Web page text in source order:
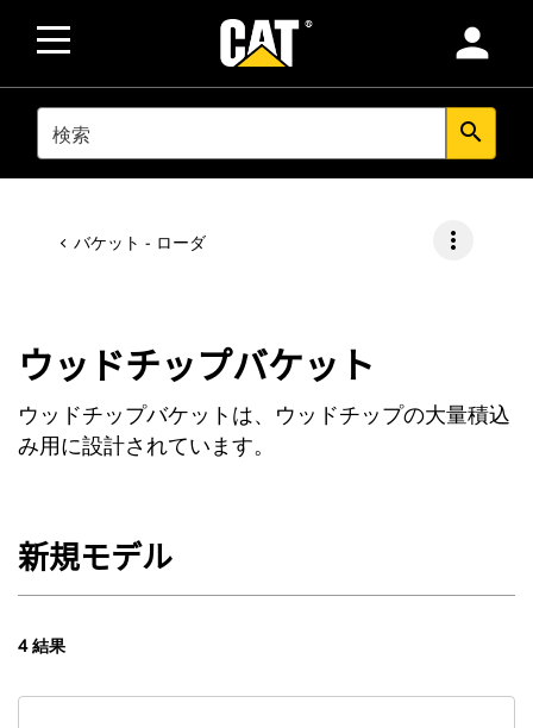
person
SEARCH search
バケット - ローダ more_vert
ウッドチップバケット
ウッドチップバケットは、ウッドチップの大量積込
み用に設計されています。
新規モデル
4 結果